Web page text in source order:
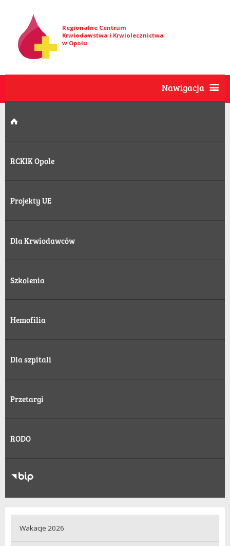
Regionalne Centrum
Krwiodawstwa i Krwiolecznictwa
w Opolu
Nawigacja
RCKIK Opole
Projekty UE
Dla Krwiodawców
Szkolenia
Hemofilia
Dla szpitali
Przetargi
RODO
RODO
Wakacje 2026